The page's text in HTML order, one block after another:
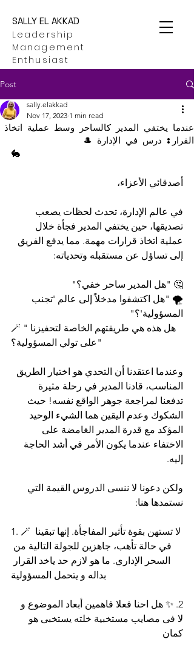
SALLY EL AKKAD
Leadership
Management
Enthusiast
Post
عندما يختفي المدير كالساحر وسط عملية اتخاذ
القرار: درس في الإدارة 🎩
sally.elakkad
Nov 17, 2023 1 min read
🐇
أصدقائي الأعزاء،
في عالم الإدارة، تحدث لحظات يصعب
تصديقها، حين يختفي المدير فجأة خلال
عملية اتخاذ قرارات مهمة. مما يدفع الفريق
إلى تساؤل عن مستقبله وتحدياته:
🤔 "هل المدير ساحر خفي؟"
🌪️ "هل اكتشفوا مدخلاً إلى عالم 'تجنب
المسؤولية'؟"
🪄 "هل هذه هي طريقتهم الخاصة لتحفيزنا
على تولي المسؤولية؟"
وعندما اعتقدنا أن التحدي هو اختيار الطريق
المناسب، قادنا المدير في رحلة مثيرة
تدفعنا لمراجعة جوهر الواقع نفسه! حيث
الشكوك وعدم اليقين هما الشيء الوحيد
المؤكد مع قدرة المدير الغامضة على
الاختفاء عندما يكون الأمر في أشد الحاجة
إليه.
ولكن دعونا لا ننسى الدروس القيمة التي
نستمدها هنا:
1. 🪄 لا تستهن بقوة تأثير المفاجأة. إنها تبقينا
في حالة تأهب، جاهزين للجولة التالية من
السحر الإداري. ما هو لازم حد ياخد القرار
بداله و يتحمل المسؤولية
2. ✨ هل احنا فعلا فاهمين أبعاد الموضوع و
لا فى مصايب مستخبية خلته يستخبى هو
كمان